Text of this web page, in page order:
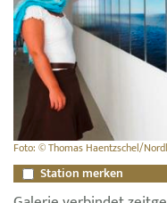
Foto: © Thomas Haentzschel/
Station merken